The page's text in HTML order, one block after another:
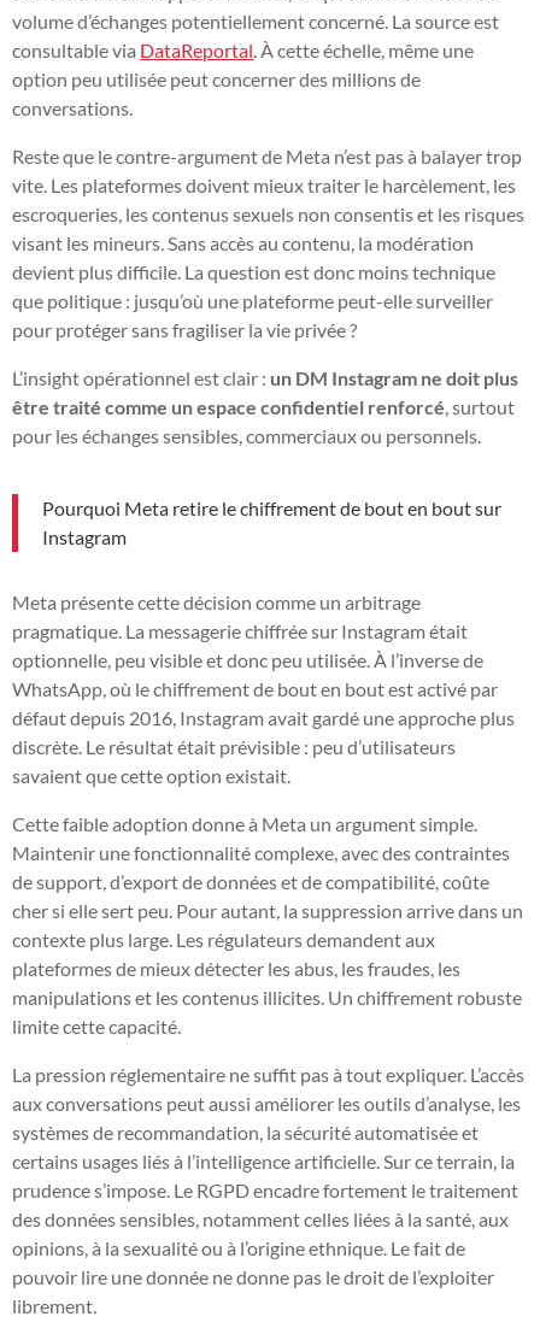
volume d’échanges potentiellement concerné. La source est
consultable via DataReportal . À cette échelle, même une
option peu utilisée peut concerner des millions de
conversations.
Reste que le contre-argument de Meta n’est pas à balayer trop
vite. Les plateformes doivent mieux traiter le harcèlement, les
escroqueries, les contenus sexuels non consentis et les risques
visant les mineurs. Sans accès au contenu, la modération
devient plus difficile. La question est donc moins technique
que politique : jusqu’où une plateforme peut-elle surveiller
pour protéger sans fragiliser la vie privée ?
L’insight opérationnel est clair : un DM Instagram ne doit plus
être traité comme un espace confidentiel renforcé , surtout
pour les échanges sensibles, commerciaux ou personnels.
Pourquoi Meta retire le chiffrement de bout en bout sur
Instagram
Meta présente cette décision comme un arbitrage
pragmatique. La messagerie chiffrée sur Instagram était
optionnelle, peu visible et donc peu utilisée. À l’inverse de
WhatsApp, où le chiffrement de bout en bout est activé par
défaut depuis 2016, Instagram avait gardé une approche plus
discrète. Le résultat était prévisible : peu d’utilisateurs
savaient que cette option existait.
Cette faible adoption donne à Meta un argument simple.
Maintenir une fonctionnalité complexe, avec des contraintes
de support, d’export de données et de compatibilité, coûte
cher si elle sert peu. Pour autant, la suppression arrive dans un
contexte plus large. Les régulateurs demandent aux
plateformes de mieux détecter les abus, les fraudes, les
manipulations et les contenus illicites. Un chiffrement robuste
limite cette capacité.
La pression réglementaire ne suffit pas à tout expliquer. L’accès
aux conversations peut aussi améliorer les outils d’analyse, les
systèmes de recommandation, la sécurité automatisée et
certains usages liés à l’intelligence artificielle. Sur ce terrain, la
prudence s’impose. Le RGPD encadre fortement le traitement
des données sensibles, notamment celles liées à la santé, aux
opinions, à la sexualité ou à l’origine ethnique. Le fait de
pouvoir lire une donnée ne donne pas le droit de l’exploiter
librement.